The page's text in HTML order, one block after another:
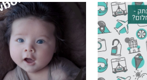
טובעים בעבודה? הכירו
את "הזכות להתנתק"